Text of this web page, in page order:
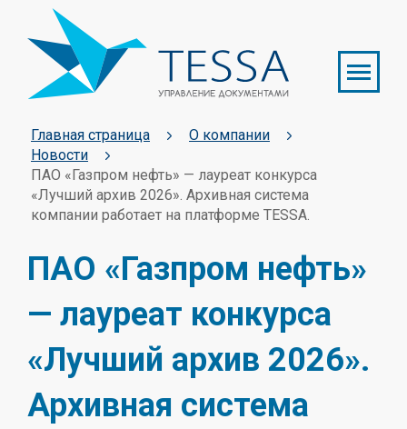
Главная страница
О компании
Новости
ПАО «Газпром нефть» — лауреат конкурса
«Лучший архив 2026». Архивная система
компании работает на платформе TESSA.
ПАО «Газпром нефть»
— лауреат конкурса
«Лучший архив 2026».
Архивная система